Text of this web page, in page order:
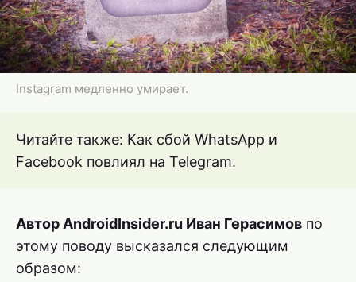
Instagram медленно умирает.
Читайте также: Как сбой WhatsApp и
Facebook повлиял на Telegram.
Автор AndroidInsider.ru Иван Герасимов по
этому поводу высказался следующим
образом: